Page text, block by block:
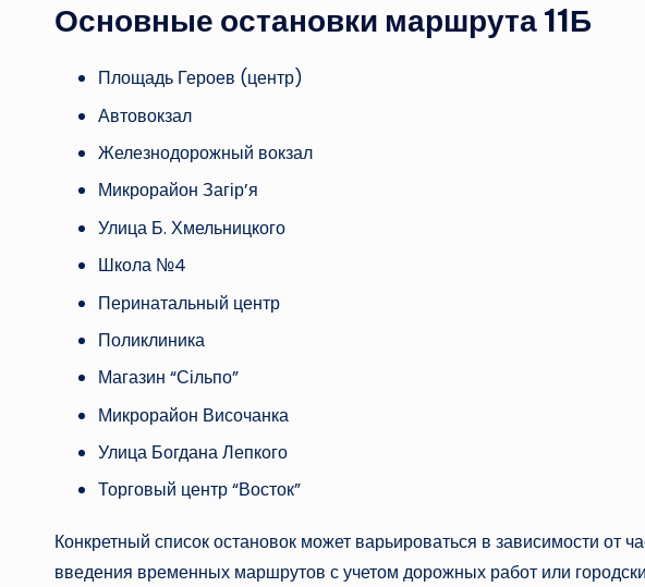
Основные остановки маршрута 11Б
Площадь Героев (центр)
Автовокзал
Железнодорожный вокзал
Микрорайон Загір’я
Улица Б. Хмельницкого
Школа №4
Перинатальный центр
Поликлиника
Магазин “Сільпо”
Микрорайон Височанка
Улица Богдана Лепкого
Торговый центр “Восток”
Конкретный список остановок может варьироваться в зависимости от
введения временных маршрутов с учетом дорожных работ или